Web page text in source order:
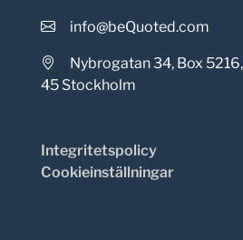
info@beQuoted.com
Nybrogatan 34, Box
45 Stockholm
Integritetspolicy
Cookieinställningar